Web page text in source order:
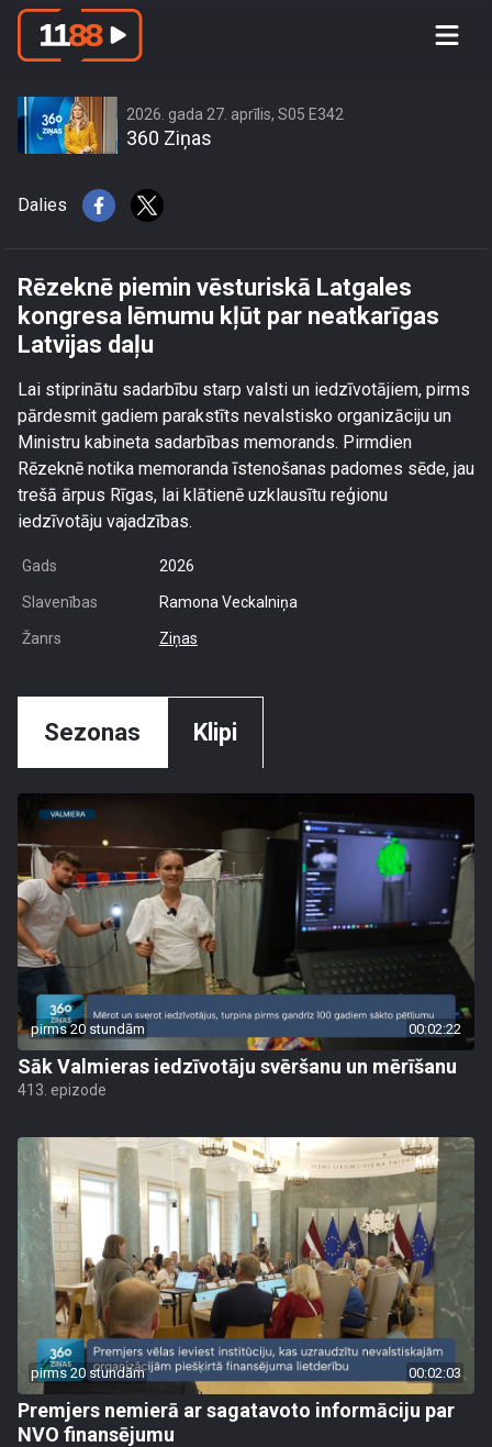
Rēzeknē piemin vēsturiskā Latgales
2026. gada 27. aprīlis, S05 E342
360 Ziņas
Dalies
Rēzeknē piemin vēsturiskā Latgales
kongresa lēmumu kļūt par neatkarīgas
Latvijas daļu
Lai stiprinātu sadarbību starp valsti un iedzīvotājiem, pirms
pārdesmit gadiem parakstīts nevalstisko organizāciju un
Ministru kabineta sadarbības memorands. Pirmdien
Rēzeknē notika memoranda īstenošanas padomes sēde, jau
trešā ārpus Rīgas, lai klātienē uzklausītu reģionu
iedzīvotāju vajadzības.
Gads 2026
Slavenības Ramona Veckalniņa
Žanrs Ziņas
Sezonas Klipi
pirms 20 stundām 00:02:22
Sāk Valmieras iedzīvotāju svēršanu un mērīšanu
413. epizode
pirms 20 stundām 00:02:03
Premjers nemierā ar sagatavoto informāciju par
NVO finansējumu